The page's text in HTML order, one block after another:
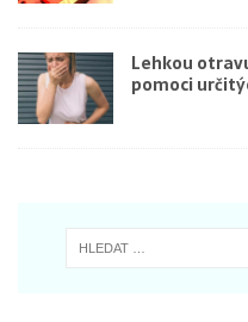
Lehkou
pomoci